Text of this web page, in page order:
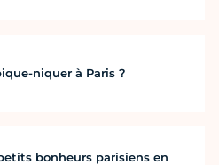
niquer à Paris ?
bonheurs parisiens en